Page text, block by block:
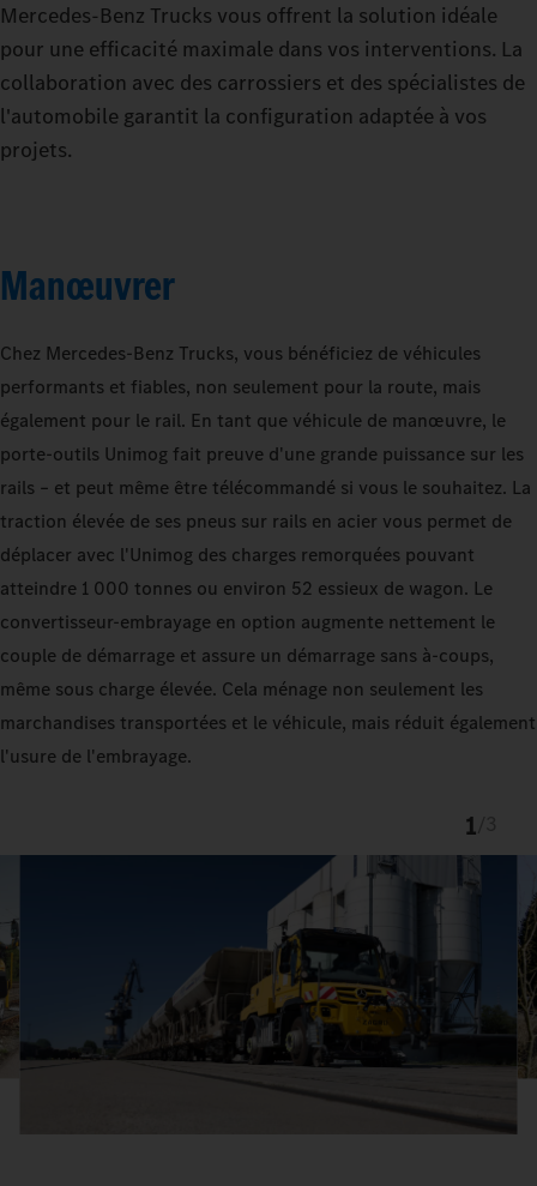
Mercedes‑Benz Trucks vous offrent la solution idéale
pour une efficacité maximale dans vos interventions. La
collaboration avec des carrossiers et des spécialistes de
l'automobile garantit la configuration adaptée à vos
projets.
Manœuvrer
Chez Mercedes‑Benz Trucks, vous bénéficiez de véhicules
performants et fiables, non seulement pour la route, mais
également pour le rail. En tant que véhicule de manœuvre, le
porte-outils Unimog fait preuve d'une grande puissance sur les
rails – et peut même être télécommandé si vous le souhaitez. La
traction élevée de ses pneus sur rails en acier vous permet de
déplacer avec l'Unimog des charges remorquées pouvant
atteindre 1 000 tonnes ou environ 52 essieux de wagon. Le
convertisseur-embrayage en option augmente nettement le
couple de démarrage et assure un démarrage sans à-coups,
même sous charge élevée. Cela ménage non seulement les
marchandises transportées et le véhicule, mais réduit également
l'usure de l'embrayage.
1